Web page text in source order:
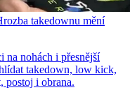
takedownu mění
na nohách i přesnější
takedown, low kick,
postoj i obrana.